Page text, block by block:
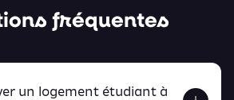
fréquentes
un logement étudiant à